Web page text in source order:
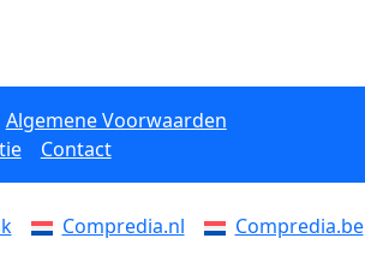
Algemene Voorwaarden
Contact
Compredia.nl Compredia.be